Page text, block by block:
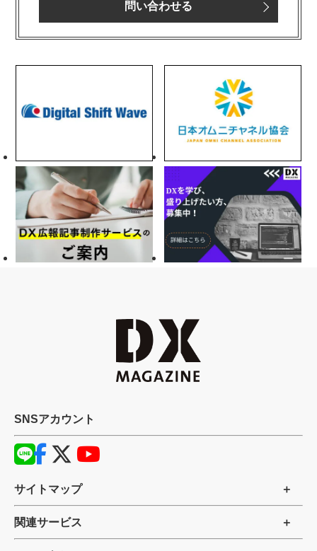
問い合わせる
SNSアカウント
サイトマップ
関連サービス